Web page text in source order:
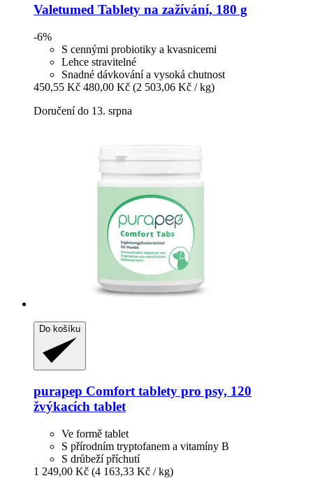
Valetumed Tablety na zažívání, 180 g
-6%
S cennými probiotiky a kvasnicemi
Lehce stravitelné
Snadné dávkování a vysoká chutnost
450,55 Kč 480,00 Kč (2 503,06 Kč / kg)
Doručení do 13. srpna
Do košíku
purapep Comfort tablety pro psy, 120
žvýkacích tablet
Ve formě tablet
S přírodním tryptofanem a vitamíny B
S drůbeží příchutí
1 249,00 Kč (4 163,33 Kč / kg)